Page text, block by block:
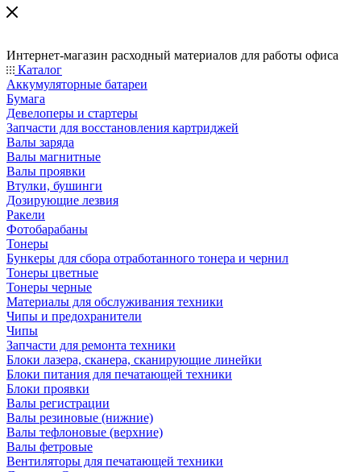
Интернет-магазин расходный материалов для работы офиса
Каталог
Аккумуляторные батареи
Бумага
Девелоперы и стартеры
Запчасти для восстановления картриджей
Валы заряда
Валы магнитные
Валы проявки
Втулки, бушинги
Дозирующие лезвия
Ракели
Фотобарабаны
Тонеры
Бункеры для сбора отработанного тонера и чернил
Тонеры цветные
Тонеры черные
Материалы для обслуживания техники
Чипы и предохранители
Чипы
Запчасти для ремонта техники
Блоки лазера, сканера, сканирующие линейки
Блоки питания для печатающей техники
Блоки проявки
Валы регистрации
Валы резиновые (нижние)
Валы тефлоновые (верхние)
Валы фетровые
Вентиляторы для печатающей техники